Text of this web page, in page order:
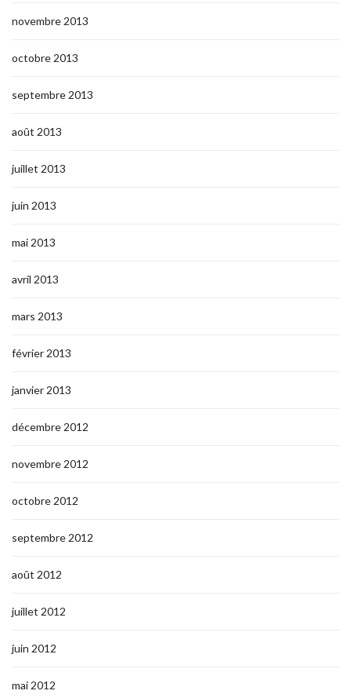
novembre 2013
octobre 2013
septembre 2013
août 2013
juillet 2013
juin 2013
mai 2013
avril 2013
mars 2013
février 2013
janvier 2013
décembre 2012
novembre 2012
octobre 2012
septembre 2012
août 2012
juillet 2012
juin 2012
mai 2012